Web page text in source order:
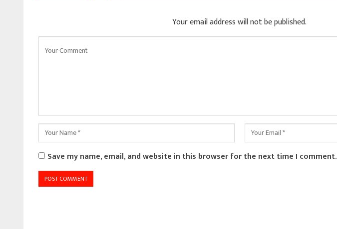
Your email address will not be published.
Save my name, email, and website in this browser for the next time I comment.